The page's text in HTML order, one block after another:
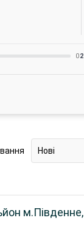
02
Нові
м.Південне,